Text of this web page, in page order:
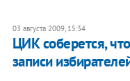
03 августа 2009, 15:34
ЦИК соберется,
записи